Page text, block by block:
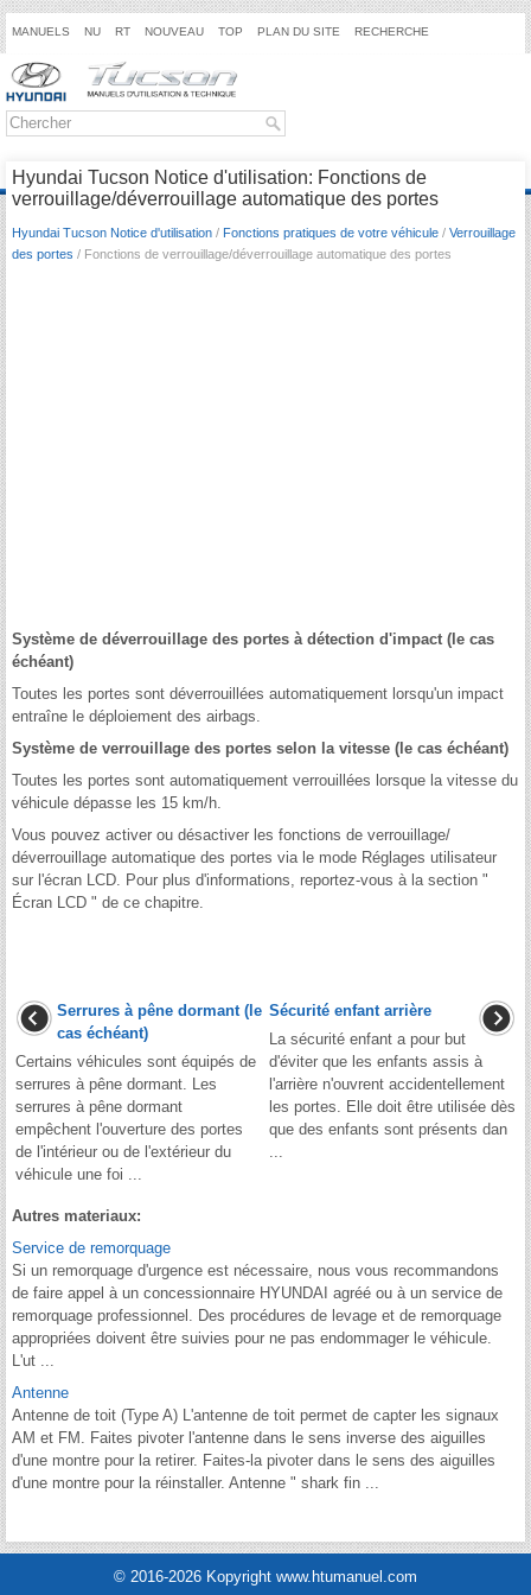
MANUELS NU RT NOUVEAU TOP PLAN DU SITE RECHERCHE
Hyundai Tucson Notice d'utilisation: Fonctions de
verrouillage/déverrouillage automatique des portes
Hyundai Tucson Notice d'utilisation / Fonctions pratiques de votre véhicule / Verrouillage
des portes / Fonctions de verrouillage/déverrouillage automatique des portes
Système de déverrouillage des portes à détection d'impact (le cas
échéant)
Toutes les portes sont déverrouillées automatiquement lorsqu'un impact
entraîne le déploiement des airbags.
Système de verrouillage des portes selon la vitesse (le cas échéant)
Toutes les portes sont automatiquement verrouillées lorsque la vitesse du
véhicule dépasse les 15 km/h.
Vous pouvez activer ou désactiver les fonctions de verrouillage/
déverrouillage automatique des portes via le mode Réglages utilisateur
sur l'écran LCD. Pour plus d'informations, reportez-vous à la section "
Écran LCD " de ce chapitre.
Serrures à pêne dormant (le
cas échéant)
Certains véhicules sont équipés de
serrures à pêne dormant. Les
serrures à pêne dormant
empêchent l'ouverture des portes
de l'intérieur ou de l'extérieur du
véhicule une foi ...
Sécurité enfant arrière
La sécurité enfant a pour but
d'éviter que les enfants assis à
l'arrière n'ouvrent accidentellement
les portes. Elle doit être utilisée dès
que des enfants sont présents dan
Autres materiaux:
Service de remorquage
Si un remorquage d'urgence est nécessaire, nous vous recommandons
de faire appel à un concessionnaire HYUNDAI agréé ou à un service de
remorquage professionnel. Des procédures de levage et de remorquage
appropriées doivent être suivies pour ne pas endommager le véhicule.
L'ut ...
Antenne
Antenne de toit (Type A) L'antenne de toit permet de capter les signaux
AM et FM. Faites pivoter l'antenne dans le sens inverse des aiguilles
d'une montre pour la retirer. Faites-la pivoter dans le sens des aiguilles
d'une montre pour la réinstaller. Antenne " shark fin ...
© 2016-2026 Kopyright www.htumanuel.com